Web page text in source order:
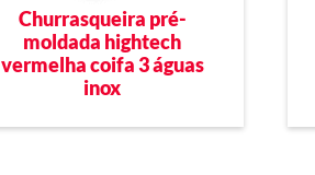
Churrasqueira pré-
moldada hightech
vermelha coifa 3 águas
inox